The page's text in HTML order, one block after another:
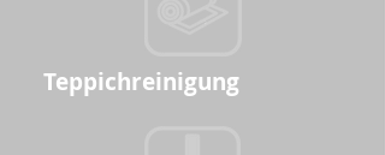
Teppichreinigung